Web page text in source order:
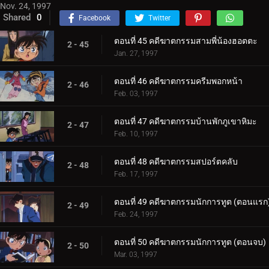
Nov. 24, 1997
Shared 0 Facebook Twitter
2 - 45 ตอนที่ 45 คดีฆาตกรรมสามพี่น้องฮอตตะ
Jan. 27, 1997
2 - 46 ตอนที่ 46 คดีฆาตกรรมครีมพอกหน้า
Feb. 03, 1997
2 - 47 ตอนที่ 47 คดีฆาตกรรมบ้านพักภูเขาหิมะ
Feb. 10, 1997
2 - 48 ตอนที่ 48 คดีฆาตกรรมสปอร์ตคลับ
Feb. 17, 1997
2 - 49 ตอนที่ 49 คดีฆาตกรรมนักการทูต (ตอนแร
Feb. 24, 1997
2 - 50 ตอนที่ 50 คดีฆาตกรรมนักการทูต (ตอนจบ)
Mar. 03, 1997